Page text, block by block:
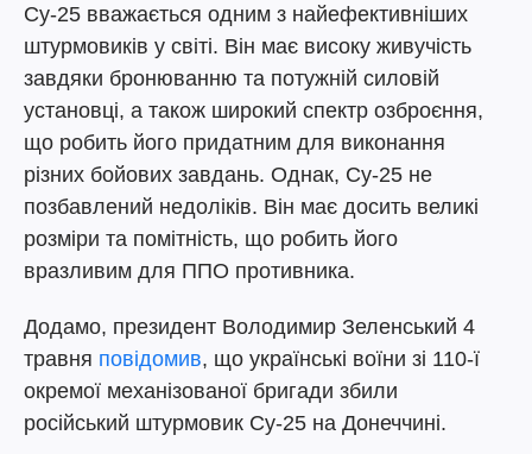
Су-25 вважається одним з найефективніших
штурмовиків у світі. Він має високу живучість
завдяки бронюванню та потужній силовій
установці, а також широкий спектр озброєння,
що робить його придатним для виконання
різних бойових завдань. Однак, Су-25 не
позбавлений недоліків. Він має досить великі
розміри та помітність, що робить його
вразливим для ППО противника.
Додамо, президент Володимир Зеленський 4
травня повідомив, що українські воїни зі 110-ї
окремої механізованої бригади збили
російський штурмовик Су-25 на Донеччині.